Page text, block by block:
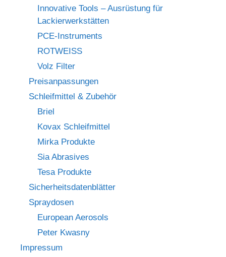
Innovative Tools – Ausrüstung für
Lackierwerkstätten
PCE-Instruments
ROTWEISS
Volz Filter
Preisanpassungen
Schleifmittel & Zubehör
Briel
Kovax Schleifmittel
Mirka Produkte
Sia Abrasives
Tesa Produkte
Sicherheitsdatenblätter
Spraydosen
European Aerosols
Peter Kwasny
Impressum